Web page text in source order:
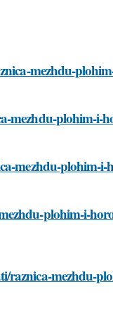
mezhdu-
plohim-i-
mezhdu-plohim-i-
plohim-i-
raznica-mezhdu-